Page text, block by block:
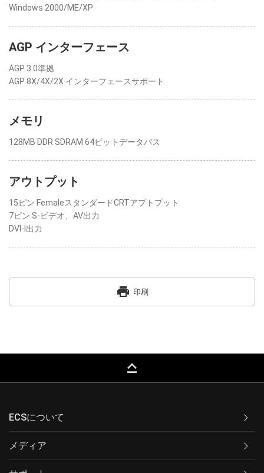
Windows 2000/ME/XP
AGP インターフェース
AGP 3.0準拠
AGP 8X/4X/2X インターフェースサポート
メモリ
128MB DDR SDRAM 64ビットデータバス
アウトプット
15ピン FemaleスタンダードCRTアプトプット
7ピン S-ビデオ、AV出力
DVI-I出力
print 印刷
keyboard_capslock
ECSについて
メディア